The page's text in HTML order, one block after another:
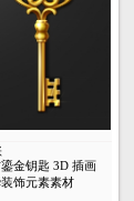
金钥匙 3D 插画
饰元素素材